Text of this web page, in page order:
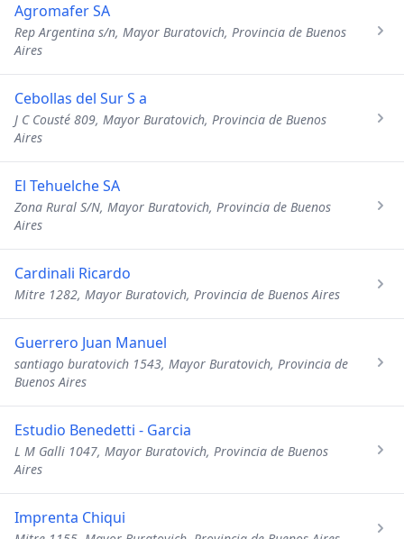
Agromafer SA
Rep Argentina s/n, Mayor Buratovich, Provincia de Buenos
Aires
Cebollas del Sur S a
J C Cousté 809, Mayor Buratovich, Provincia de Buenos
Aires
El Tehuelche SA
Zona Rural S/N, Mayor Buratovich, Provincia de Buenos
Aires
Cardinali Ricardo
Mitre 1282, Mayor Buratovich, Provincia de Buenos Aires
Guerrero Juan Manuel
santiago buratovich 1543, Mayor Buratovich, Provincia de
Buenos Aires
Estudio Benedetti - Garcia
L M Galli 1047, Mayor Buratovich, Provincia de Buenos
Aires
Imprenta Chiqui